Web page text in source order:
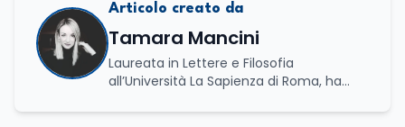
Articolo creato da
Tamara Mancini
Laureata in Lettere e Filosofia
all’Università La Sapienza di Roma, ha
e Relazioni Internazionali e una laurea